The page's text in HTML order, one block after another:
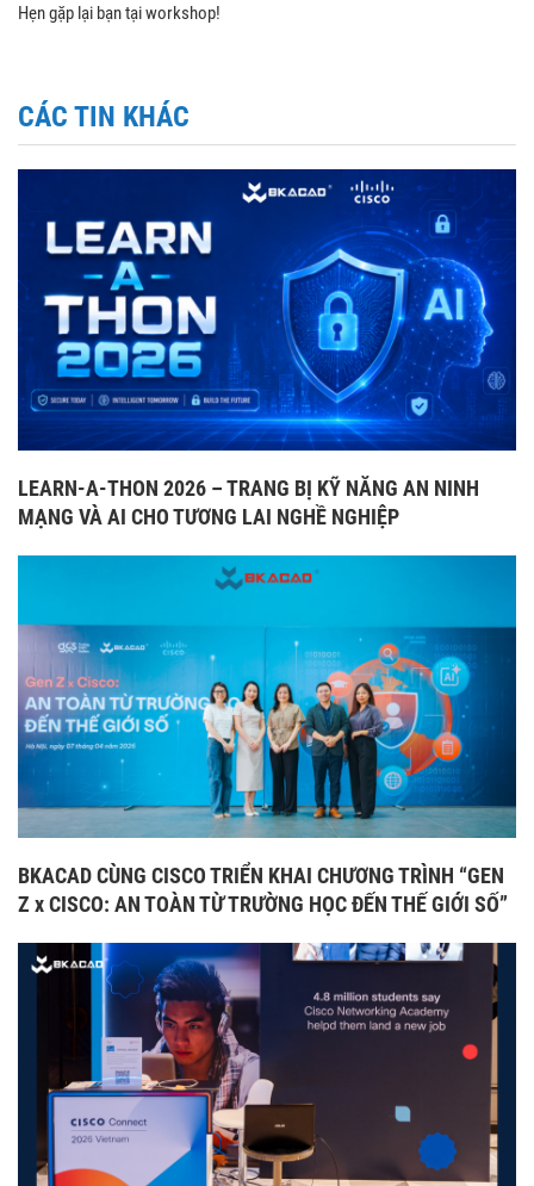
Hẹn gặp lại bạn tại workshop!
CÁC TIN KHÁC
LEARN-A-THON 2026 – TRANG BỊ KỸ NĂNG AN NINH
MẠNG VÀ AI CHO TƯƠNG LAI NGHỀ NGHIỆP
BKACAD CÙNG CISCO TRIỂN KHAI CHƯƠNG TRÌNH “GEN
Z x CISCO: AN TOÀN TỪ TRƯỜNG HỌC ĐẾN THẾ GIỚI SỐ”